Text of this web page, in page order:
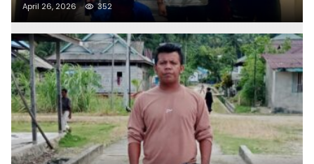
April 26, 2026 352